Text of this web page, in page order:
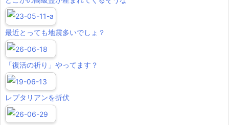
最近とっても地震多いでしょ？
「復活の祈り」やってます？
レプタリアンを折伏